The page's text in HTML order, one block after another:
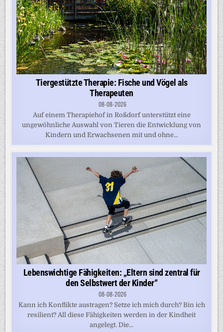
Tiergestützte Therapie: Fische und Vögel als
Therapeuten
08-08-2026
Auf einem Therapiehof in Roßdorf unterstützt eine
ungewöhnliche Auswahl von Tieren die Entwicklung von
Kindern und Erwachsenen mit und ohne...
Lebenswichtige Fähigkeiten: „Eltern sind zentral für
den Selbstwert der Kinder“
08-08-2026
Kann ich Konflikte austragen? Setze ich mich durch? Bin ich
resilient? All diese Fähigkeiten werden in der Kindheit
angelegt. Die...